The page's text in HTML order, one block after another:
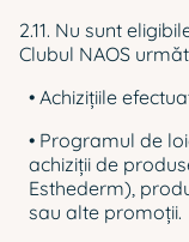
2.11. Nu sunt
Clubul NAOS
• Achizițiile
• Programul de
achiziții de
Esthederm),
sau alte promoții.